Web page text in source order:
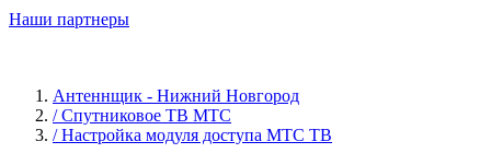
Наши партнеры
Антеннщик - Нижний Новгород
/ Спутниковое ТВ МТС
/ Настройка модуля доступа МТС ТВ